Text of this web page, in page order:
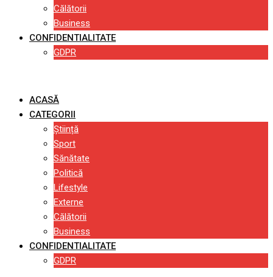
Călătorii
Business
CONFIDENTIALITATE
GDPR
ACASĂ
CATEGORII
Știință
Sport
Sănătate
Politică
Lifestyle
Externe
Călătorii
Business
CONFIDENTIALITATE
GDPR